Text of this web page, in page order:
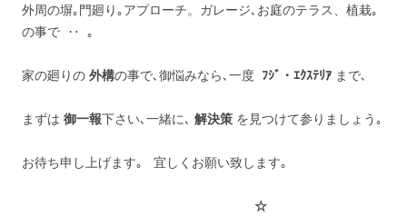
外周の塀｡門廻り｡アプローチ。ガレージ､お庭のテラス、植栽｡
の事で ‥ ｡
家の廻りの 外構の事で､御悩みなら､一度 ﾌｼﾞ・ｴｸｽﾃﾘｱ まで､
まずは 御一報下さい､一緒に､ 解決策 を見つけて参りましょう｡
お待ち申し上げます｡ 宜しくお願い致します｡
☆